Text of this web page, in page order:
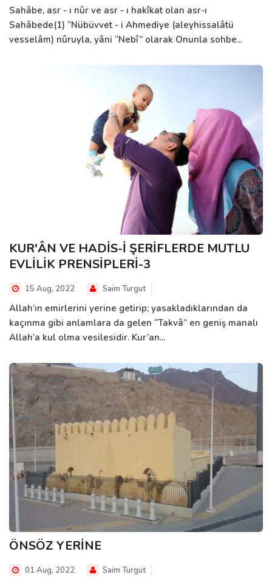
Sahâbe, asr - ı nûr ve asr - ı hakîkat olan asr-ı
Sahâbede(1) “Nübüvvet - i Ahmediye (aleyhissalâtü
vesselâm) nûruyla, yâni “Nebî” olarak Onunla sohbe...
KUR'ÂN VE HADİS-İ ŞERİFLERDE MUTLU
EVLİLİK PRENSİPLERİ-3
15 Aug, 2022 Saim Turgut
Allah’ın emirlerini yerine getirip; yasakladıklarından da
kaçınma gibi anlamlara da gelen “Takvâ” en geniş manalı
Allah’a kul olma vesilesidir. Kur’an...
ÖNSÖZ YERİNE
01 Aug, 2022 Saim Turgut